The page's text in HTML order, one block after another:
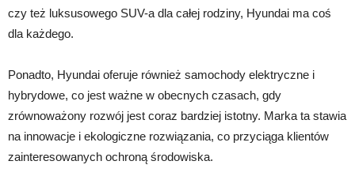
czy też luksusowego SUV-a dla całej rodziny, Hyundai ma coś
dla każdego.
Ponadto, Hyundai oferuje również samochody elektryczne i
hybrydowe, co jest ważne w obecnych czasach, gdy
zrównoważony rozwój jest coraz bardziej istotny. Marka ta stawia
na innowacje i ekologiczne rozwiązania, co przyciąga klientów
zainteresowanych ochroną środowiska.